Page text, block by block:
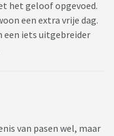
het geloof opgevoed.
een extra vrije dag.
een iets uitgebreider
van pasen wel, maar